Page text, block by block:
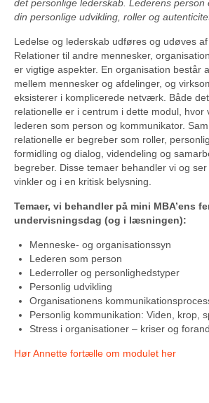
det personlige lederskab. Lederens person
din personlige udvikling, roller og
Ledelse og lederskab udføres og udøves
Relationer til andre mennesker,
er vigtige aspekter. En organisation består
mellem mennesker og afdelinger, og
eksisterer i komplicerede netværk. Både
relationelle er i centrum i dette modul,
lederen som person og kommunikator.
relationelle er begreber som roller,
formidling og dialog, videndeling og
begreber. Disse temaer behandler vi og
vinkler og i en kritisk belysning.
Temaer, vi behandler på mini MBA’ens
undervisningsdag (og i læsningen):
Menneske- og organisationssyn
Lederen som person
Lederroller og personlighedstyper
Personlig udvikling
Organisationens
Personlig kommunikation: Viden, krop,
Stress i organisationer – kriser og
Hør Annette fortælle om modulet her